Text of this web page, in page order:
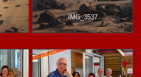
IMG_3537